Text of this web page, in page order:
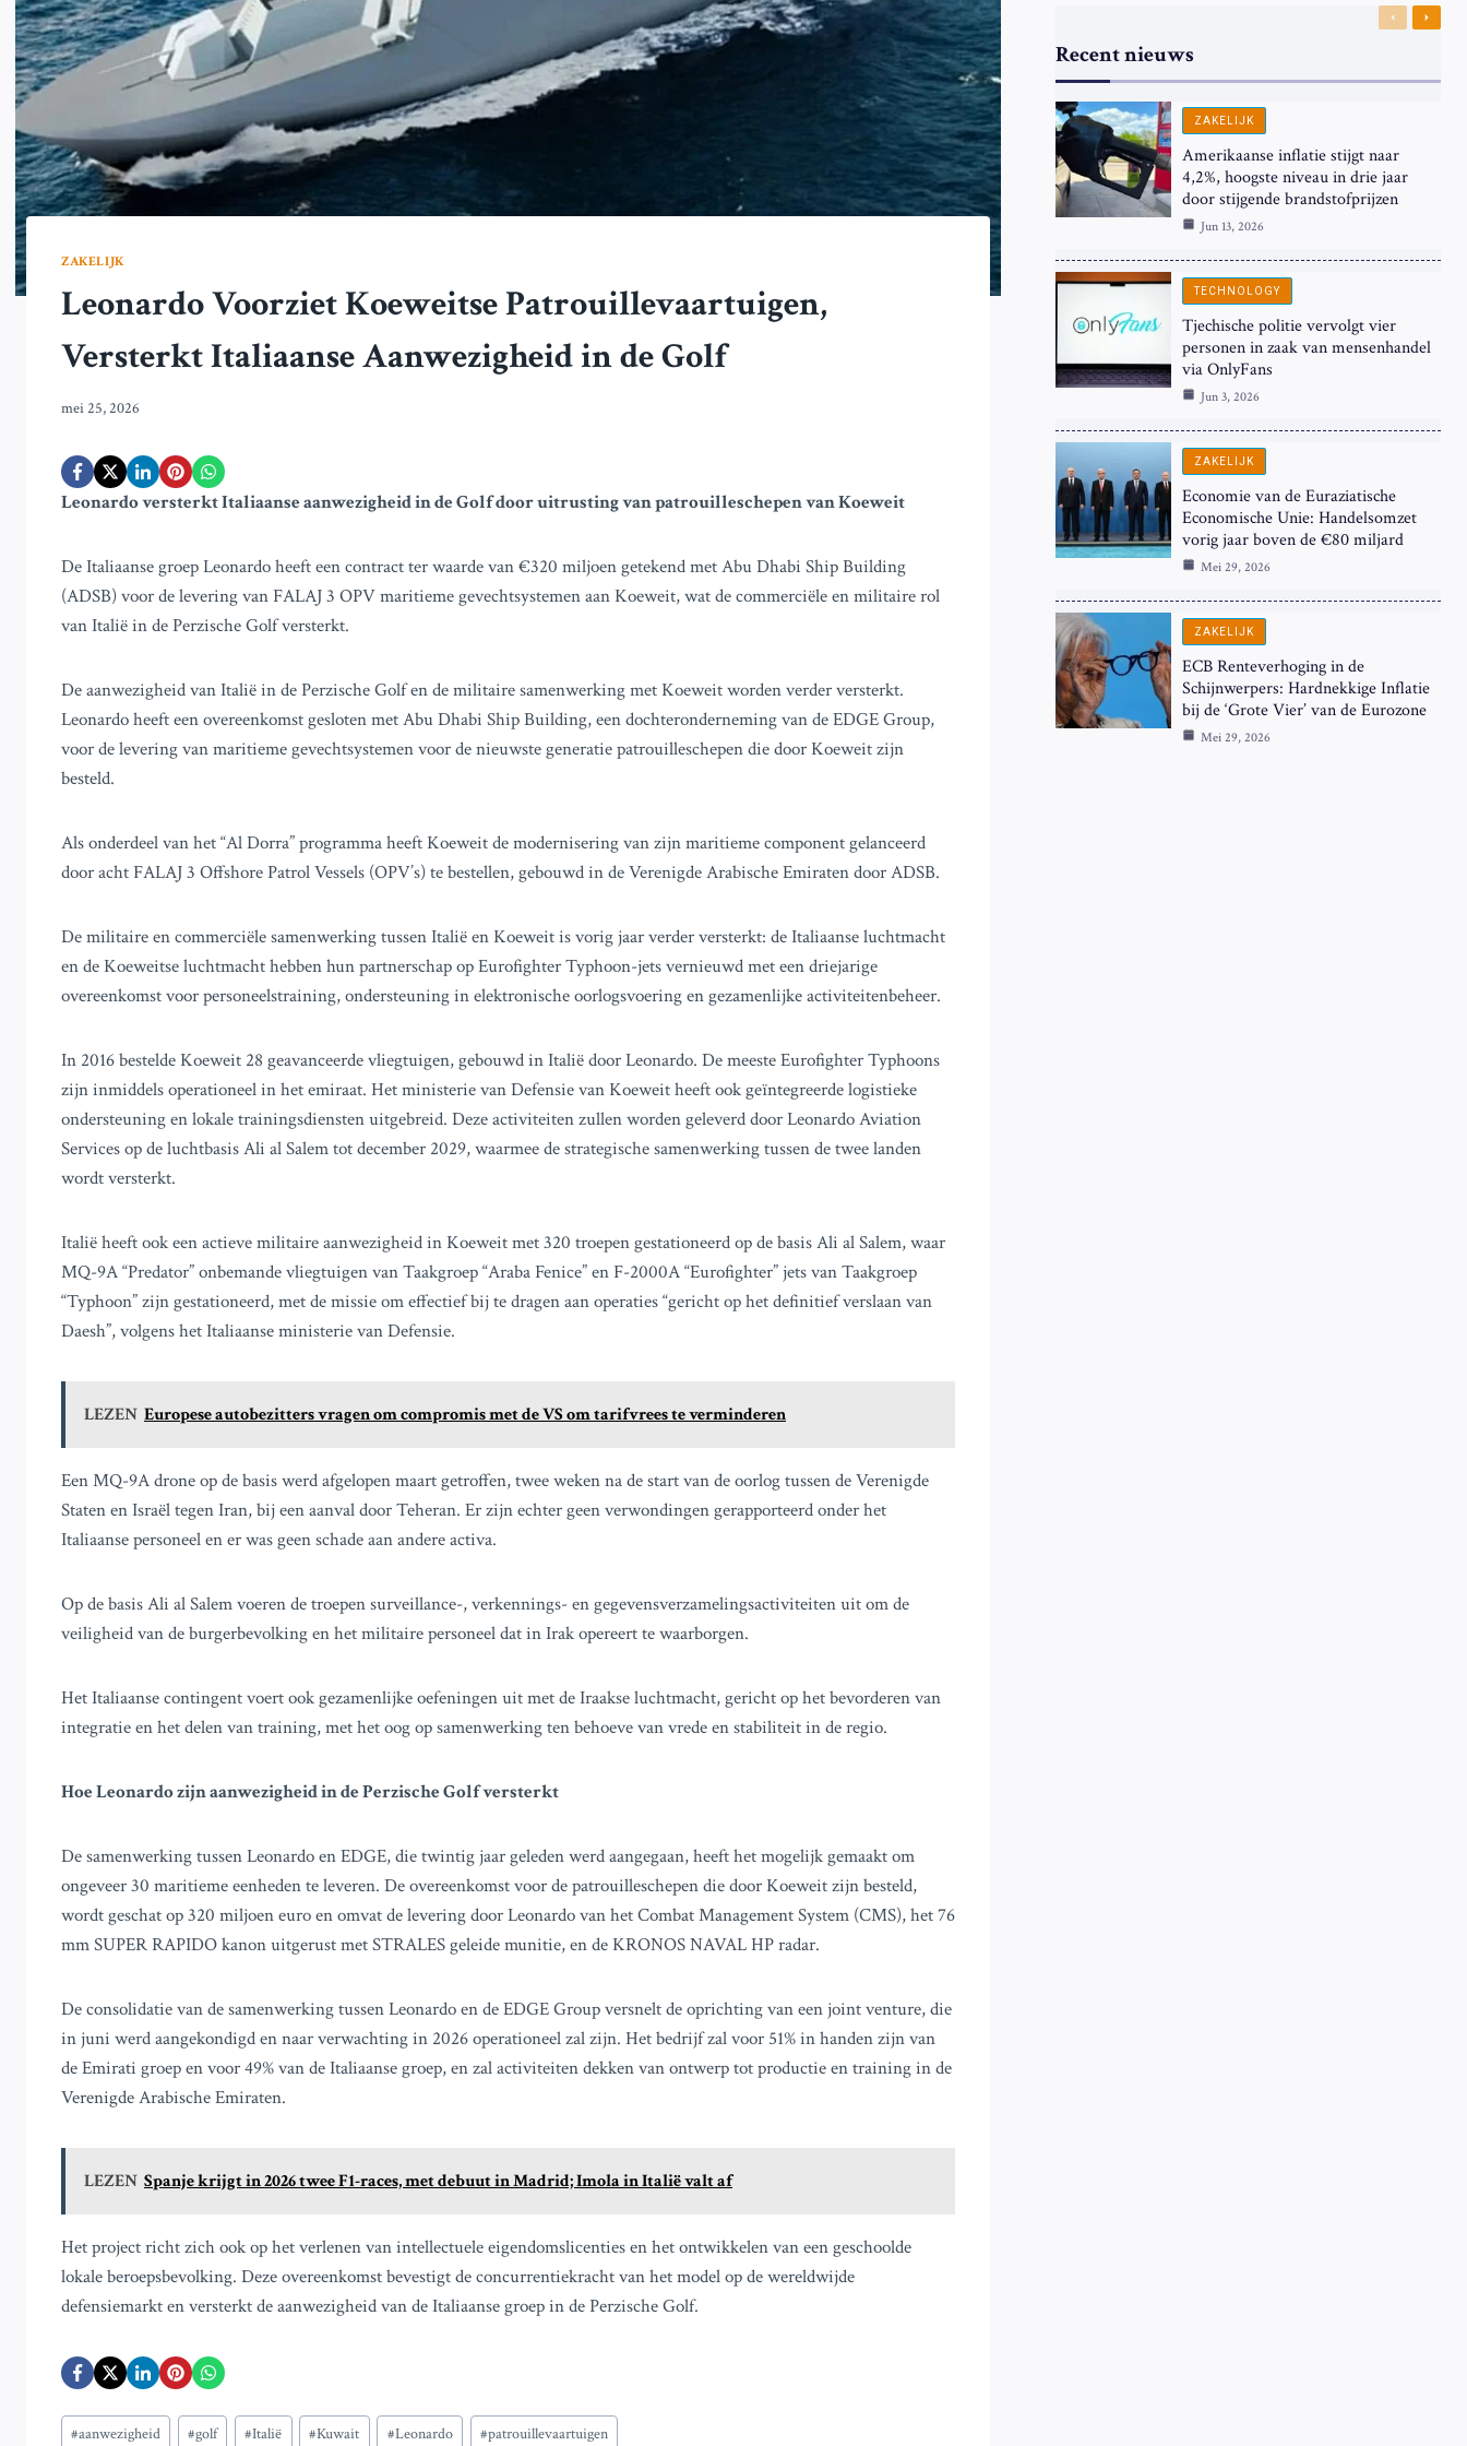
ZAKELIJK
Leonardo Voorziet Koeweitse Patrouillevaartuigen,
Versterkt Italiaanse Aanwezigheid in de Golf
mei 25, 2026
Leonardo versterkt Italiaanse aanwezigheid in de Golf door uitrusting van patrouilleschepen van Koeweit
De Italiaanse groep Leonardo heeft een contract ter waarde van €320 miljoen getekend met Abu Dhabi Ship Building
(ADSB) voor de levering van FALAJ 3 OPV maritieme gevechtsystemen aan Koeweit, wat de commerciële en militaire rol
van Italië in de Perzische Golf versterkt.
De aanwezigheid van Italië in de Perzische Golf en de militaire samenwerking met Koeweit worden verder versterkt.
Leonardo heeft een overeenkomst gesloten met Abu Dhabi Ship Building, een dochteronderneming van de EDGE Group,
voor de levering van maritieme gevechtsystemen voor de nieuwste generatie patrouilleschepen die door Koeweit zijn
besteld.
Als onderdeel van het “Al Dorra” programma heeft Koeweit de modernisering van zijn maritieme component gelanceerd
door acht FALAJ 3 Offshore Patrol Vessels (OPV’s) te bestellen, gebouwd in de Verenigde Arabische Emiraten door ADSB.
De militaire en commerciële samenwerking tussen Italië en Koeweit is vorig jaar verder versterkt: de Italiaanse luchtmacht
en de Koeweitse luchtmacht hebben hun partnerschap op Eurofighter Typhoon-jets vernieuwd met een driejarige
overeenkomst voor personeelstraining, ondersteuning in elektronische oorlogsvoering en gezamenlijke activiteitenbeheer.
In 2016 bestelde Koeweit 28 geavanceerde vliegtuigen, gebouwd in Italië door Leonardo. De meeste Eurofighter Typhoons
zijn inmiddels operationeel in het emiraat. Het ministerie van Defensie van Koeweit heeft ook geïntegreerde logistieke
ondersteuning en lokale trainingsdiensten uitgebreid. Deze activiteiten zullen worden geleverd door Leonardo Aviation
Services op de luchtbasis Ali al Salem tot december 2029, waarmee de strategische samenwerking tussen de twee landen
wordt versterkt.
Italië heeft ook een actieve militaire aanwezigheid in Koeweit met 320 troepen gestationeerd op de basis Ali al Salem, waar
MQ-9A “Predator” onbemande vliegtuigen van Taakgroep “Araba Fenice” en F-2000A “Eurofighter” jets van Taakgroep
“Typhoon” zijn gestationeerd, met de missie om effectief bij te dragen aan operaties “gericht op het definitief verslaan van
Daesh”, volgens het Italiaanse ministerie van Defensie.
LEZEN Europese autobezitters vragen om compromis met de VS om tarifvrees te verminderen
Een MQ-9A drone op de basis werd afgelopen maart getroffen, twee weken na de start van de oorlog tussen de Verenigde
Staten en Israël tegen Iran, bij een aanval door Teheran. Er zijn echter geen verwondingen gerapporteerd onder het
Italiaanse personeel en er was geen schade aan andere activa.
Op de basis Ali al Salem voeren de troepen surveillance-, verkennings- en gegevensverzamelingsactiviteiten uit om de
veiligheid van de burgerbevolking en het militaire personeel dat in Irak opereert te waarborgen.
Het Italiaanse contingent voert ook gezamenlijke oefeningen uit met de Iraakse luchtmacht, gericht op het bevorderen van
integratie en het delen van training, met het oog op samenwerking ten behoeve van vrede en stabiliteit in de regio.
Hoe Leonardo zijn aanwezigheid in de Perzische Golf versterkt
De samenwerking tussen Leonardo en EDGE, die twintig jaar geleden werd aangegaan, heeft het mogelijk gemaakt om
ongeveer 30 maritieme eenheden te leveren. De overeenkomst voor de patrouilleschepen die door Koeweit zijn besteld,
wordt geschat op 320 miljoen euro en omvat de levering door Leonardo van het Combat Management System (CMS), het 76
mm SUPER RAPIDO kanon uitgerust met STRALES geleide munitie, en de KRONOS NAVAL HP radar.
De consolidatie van de samenwerking tussen Leonardo en de EDGE Group versnelt de oprichting van een joint venture, die
in juni werd aangekondigd en naar verwachting in 2026 operationeel zal zijn. Het bedrijf zal voor 51% in handen zijn van
de Emirati groep en voor 49% van de Italiaanse groep, en zal activiteiten dekken van ontwerp tot productie en training in de
Verenigde Arabische Emiraten.
LEZEN Spanje krijgt in 2026 twee F1-races, met debuut in Madrid; Imola in Italië valt af
Het project richt zich ook op het verlenen van intellectuele eigendomslicenties en het ontwikkelen van een geschoolde
lokale beroepsbevolking. Deze overeenkomst bevestigt de concurrentiekracht van het model op de wereldwijde
defensiemarkt en versterkt de aanwezigheid van de Italiaanse groep in de Perzische Golf.
Bericht
#aanwezigheid #golf #Italië #Kuwait #Leonardo #patrouillevaartuigen
Recent nieuws
Previous
Next
ZAKELIJK
Amerikaanse inflatie stijgt naar
4,2%, hoogste niveau in drie jaar
door stijgende brandstofprijzen
Jun 13, 2026
TECHNOLOGY
Tjechische politie vervolgt vier
personen in zaak van mensenhandel
via OnlyFans
Jun 3, 2026
ZAKELIJK
Economie van de Euraziatische
Economische Unie: Handelsomzet
vorig jaar boven de €80 miljard
Mei 29, 2026
ZAKELIJK
ECB Renteverhoging in de
Schijnwerpers: Hardnekkige Inflatie
bij de ‘Grote Vier’ van de Eurozone
Mei 29, 2026